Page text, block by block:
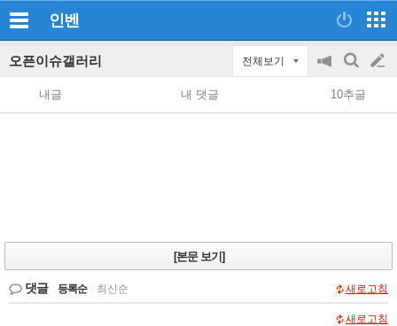
인벤
오픈이슈갤러리 전체보기
공
지
on/off
검
색
글
쓰
내글 내 댓글 10추글
[본문 보기]
댓글 등록순 최신순 새로고침
새로고침